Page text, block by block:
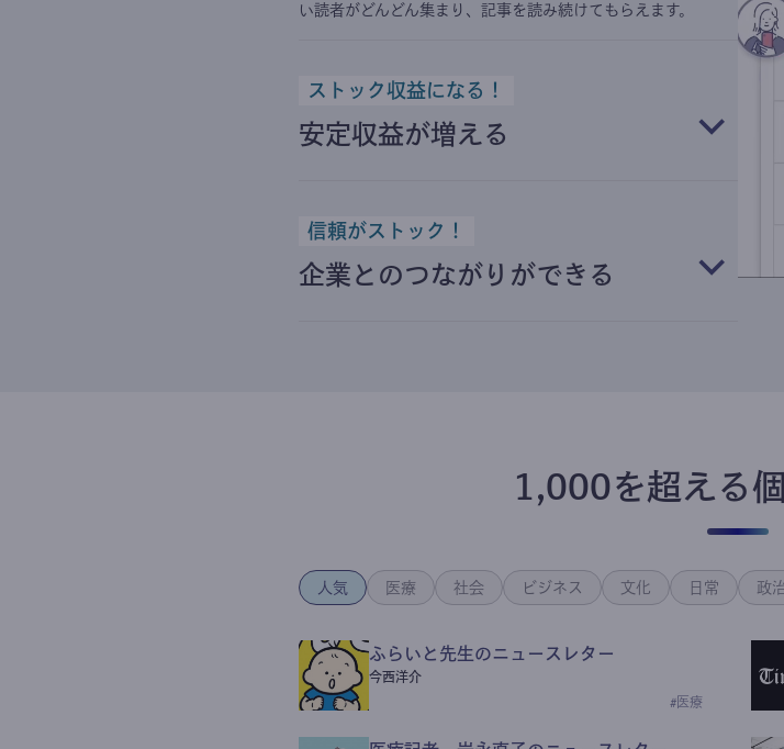
い読者がどんどん集まり、記事を読み続けてもらえます。
ストック収益になる！
安定収益が増える
信頼がストック！
企業とのつながりができる
1,000を超える
人気 医療 社会 ビジネス 文化 日常 政
ふらいと先生のニュースレター
今西洋介
# 医療